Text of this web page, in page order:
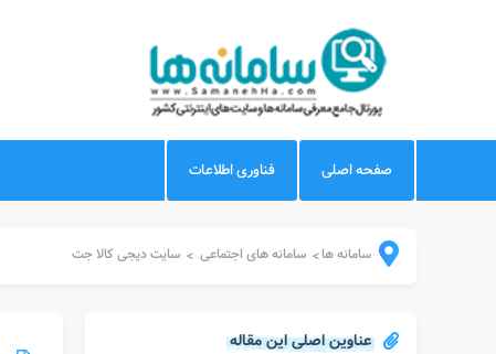
صفحه اصلی فناوری اطلاعات
سامانه ها> سامانه های اجتماعی > سایت دیجی کالا جت
عناوین اصلی این مقاله